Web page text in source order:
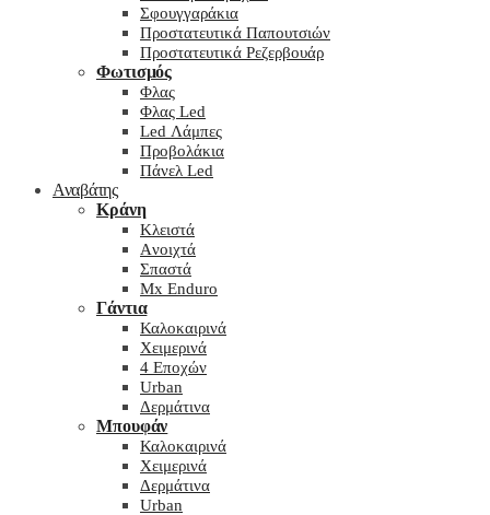
Σφουγγαράκια
Προστατευτικά Παπουτσιών
Προστατευτικά Ρεζερβουάρ
Φωτισμός
Φλας
Φλας Led
Led Λάμπες
Προβολάκια
Πάνελ Led
Αναβάτης
Κράνη
Kλειστά
Aνοιχτά
Σπαστά
Mx Enduro
Γάντια
Καλοκαιρινά
Χειμερινά
4 Εποχών
Urban
Δερμάτινα
Μπουφάν
Καλοκαιρινά
Χειμερινά
Δερμάτινα
Urban